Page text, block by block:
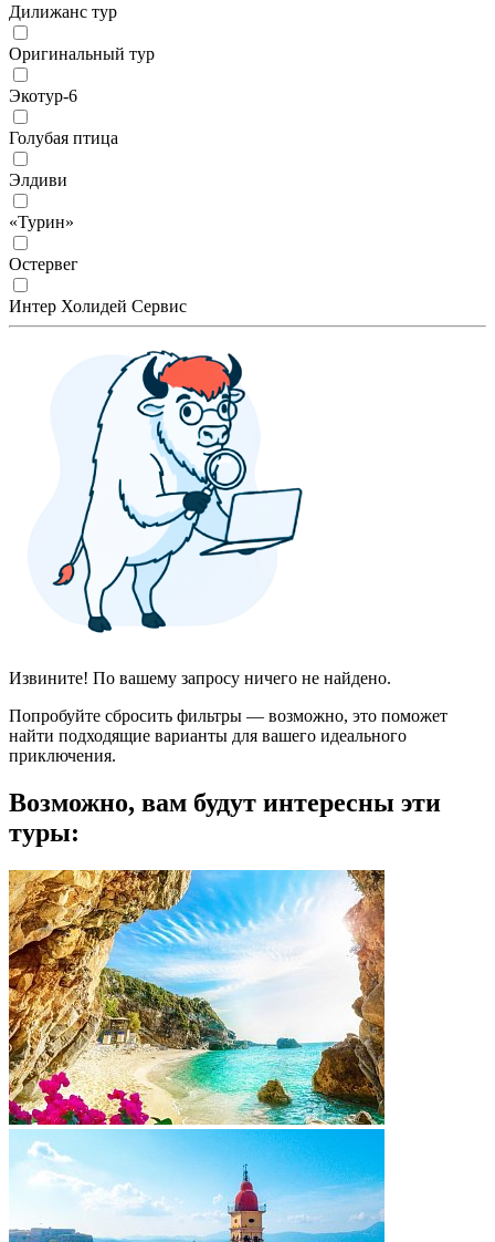
Дилижанс тур
Оригинальный тур
Экотур-6
Голубая птица
Элдиви
«Турин»
Остервег
Интер Холидей Сервис
Извините! По вашему запросу ничего не найдено.
Попробуйте сбросить фильтры — возможно, это поможет
найти подходящие варианты для вашего идеального
приключения.
Возможно, вам будут интересны эти
туры: